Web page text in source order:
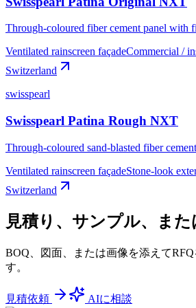
Through-coloured fiber cement panel with
Ventilated rainscreen façadeCommercial /
Switzerland
swisspearl
Swisspearl Patina Rough NXT
Through-coloured sand-blasted fiber
Ventilated rainscreen façadeStone-look
Switzerland
見積り、サンプル、ま
BOQ、図面、または画像を添えて
す。
見積依頼 AIに相談